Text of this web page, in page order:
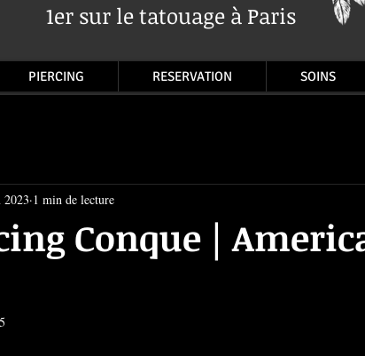
1er sur le tatouage à Paris
PIERCING RESERVATION SOINS
Conque |
1 min de lecture